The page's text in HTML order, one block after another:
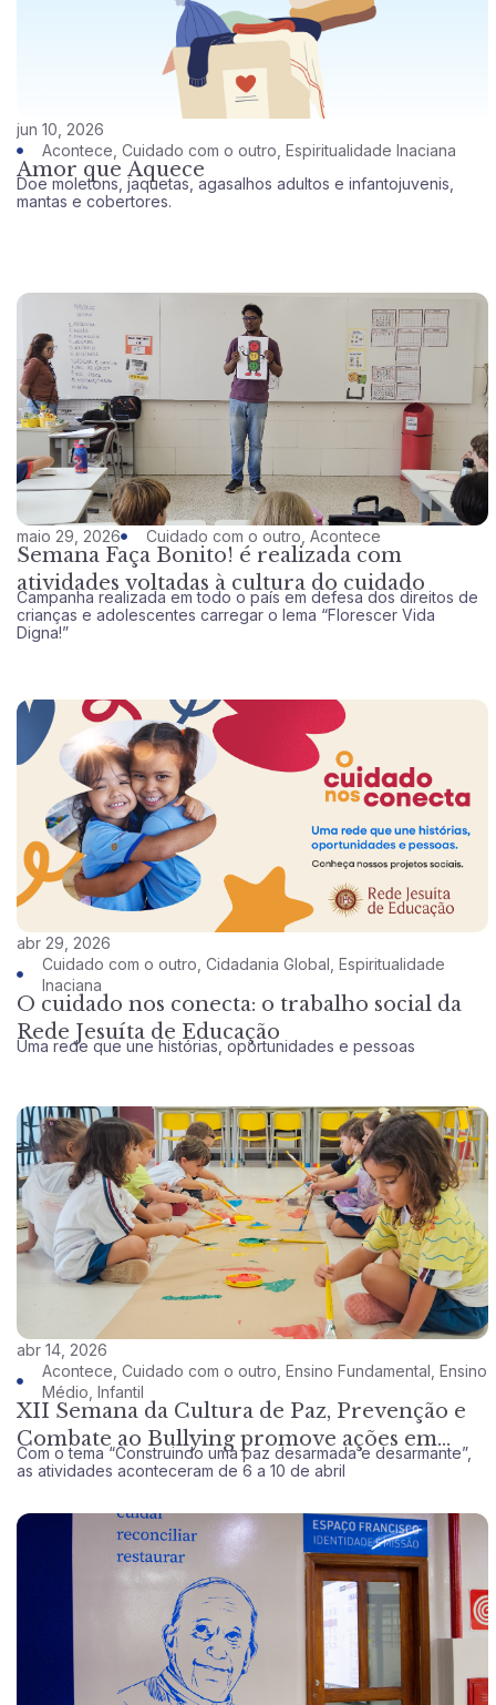
jun 10, 2026
Acontece Cuidado com o outro Espiritualidade Inaciana
Amor que Aquece
Doe moletons, jaquetas, agasalhos adultos e infantojuvenis,
mantas e cobertores.
maio 29, 2026 Cuidado com o outro Acontece
Semana Faça Bonito! é realizada com
atividades voltadas à cultura do cuidado
Campanha realizada em todo o país em defesa dos direitos de
crianças e adolescentes carregar o lema “Florescer Vida
Digna!”
abr 29, 2026
Cuidado com o outro Cidadania Global Espiritualidade
Inaciana
O cuidado nos conecta: o trabalho social da
Rede Jesuíta de Educação
Uma rede que une histórias, oportunidades e pessoas
abr 14, 2026
Acontece Cuidado com o outro Ensino Fundamental Ensino
Médio Infantil
XII Semana da Cultura de Paz, Prevenção e
Combate ao Bullying promove ações em
torno do diálogo e do respeito às diferenças
Com o tema “Construindo uma paz desarmada e desarmante”,
as atividades aconteceram de 6 a 10 de abril